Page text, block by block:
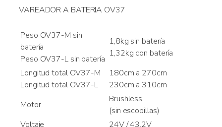
VAREADOR A BATERIA OV37
Peso OV37-M sin
batería
Peso OV37-L sin batería
1,8kg sin batería
1,32kg con batería
Longitud total OV37-M
Longitud total OV37-L
180cm a 270cm
230cm a 310cm
Motor
Brushless
(sin escobillas)
Voltaje
24V / 43,2V